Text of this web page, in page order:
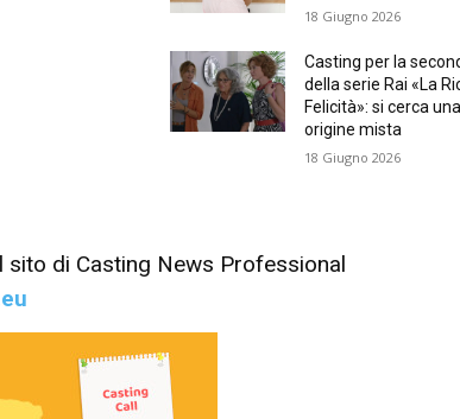
18 Giugno 2026
Casting per la
della serie Rai «La
Felicità»: si cerca
origine mista
18 Giugno 2026
sito di Casting News Professional